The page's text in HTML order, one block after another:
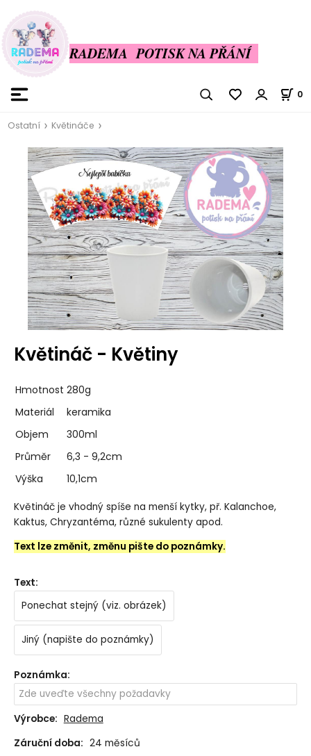
RADEMA POTISK NA PŘÁNÍ
0
Ostatní Květináče
Květináč - Květiny
Hmotnost 280g
Materiál
keramika
Objem
300ml
Průměr
6,3 - 9,2cm
Výška
10,1cm
Květináč je vhodný spíše na menší kytky, př. Kalanchoe,
Kaktus, Chryzantéma, různé sukulenty apod.
Text lze změnit, změnu pište do poznámky.
Text:
Ponechat stejný (viz. obrázek)
Jiný (napište do poznámky)
Poznámka:
Výrobce: Radema
Záruční doba: 24 měsíců